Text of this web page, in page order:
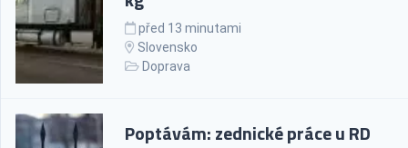
před 13 minutami
Slovensko
Doprava
Poptávám: zednické práce u RD